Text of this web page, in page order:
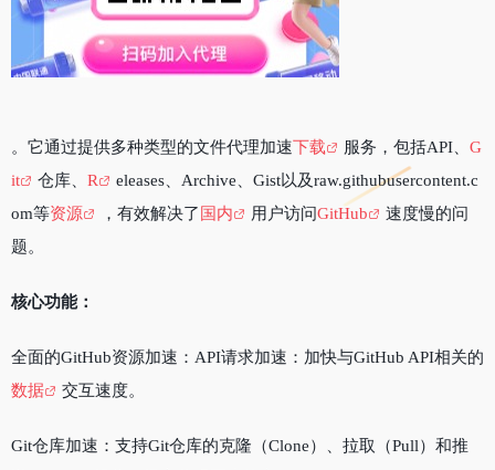
。它通过提供多种类型的文件代理加速下载 服务，包括API、 G
it
仓库、 R
eleases、Archive、Gist以及raw.githubusercontent.c
om等资源 ，有效解决了 国内 用户访问GitHub
速度慢的问
题。
核心功能：
全面的GitHub资源加速：API请求加速：加快与GitHub API相关的
数据
交互速度。
Git仓库加速：支持Git仓库的克隆（Clone）、拉取（Pull）和推